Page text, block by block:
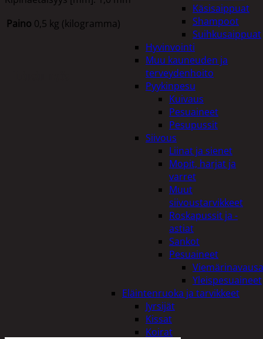
Käsisaippuat
Shampoot
Suihkusaippuat
Hyvinvointi
Muu kauneuden ja
terveydenhoito
Pyykinpesu
Kuivaus
Pesuaineet
Pesupussit
Siivous
Liinat ja sienet
Mopit, harjat ja
varret
Muut
siivoustarvikkeet
Roskapussit ja -
astiat
Sankot
Pesuaineet
Yleispesuaineet
Eläintenruoka ja tarvikkeet
Jyrsijät
Kissat
Koirat
Paino 0,5 kg (kilogramma)